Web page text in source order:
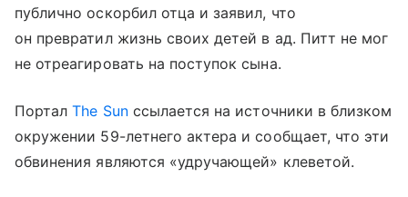
публично оскорбил отца и заявил, что
он превратил жизнь своих детей в ад. Питт не мог
не отреагировать на поступок сына.
ПорталThe Sunссылается на источники в близком
окружении 59-летнего актера и сообщает, что эти
обвинения являются «удручающей» клеветой.